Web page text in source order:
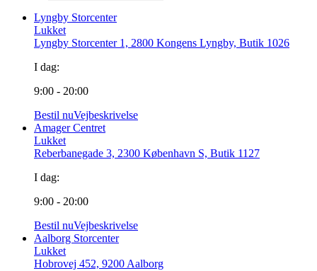
Lyngby Storcenter
Lukket
Lyngby Storcenter 1, 2800 Kongens Lyngby, Butik 1026
I dag:
9:00 - 20:00
Bestil nuVejbeskrivelse
Amager Centret
Lukket
Reberbanegade 3, 2300 København S, Butik 1127
I dag:
9:00 - 20:00
Bestil nuVejbeskrivelse
Aalborg Storcenter
Lukket
Hobrovej 452, 9200 Aalborg